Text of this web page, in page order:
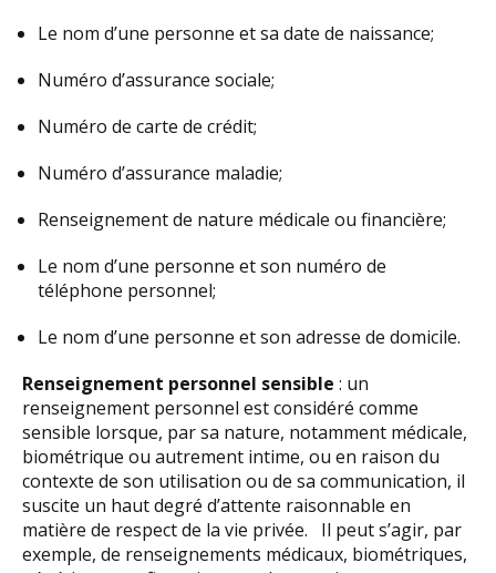
Le nom d’une personne et sa date de naissance;
Numéro d’assurance sociale;
Numéro de carte de crédit;
Numéro d’assurance maladie;
Renseignement de nature médicale ou financière;
Le nom d’une personne et son numéro de
téléphone personnel;
Le nom d’une personne et son adresse de domicile.
Renseignement personnel sensible : un
renseignement personnel est considéré comme
sensible lorsque, par sa nature, notamment médicale,
biométrique ou autrement intime, ou en raison du
contexte de son utilisation ou de sa communication, il
suscite un haut degré d’attente raisonnable en
matière de respect de la vie privée. Il peut s’agir, par
exemple, de renseignements médicaux, biométriques,